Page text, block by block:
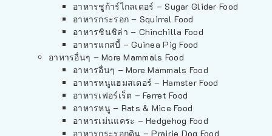
อาหารชูก้าร์ไกลเดอร์ – Sugar Glider Food
อาหารกระรอก – Squirrel Food
อาหารชินชิล่า – Chinchilla Food
อาหารแกสบี้ – Guinea Pig Food
อาหารอื่นๆ – More Mammals Food
อาหารอื่นๆ – More Mammals Food
อาหารหนูแฮมสเตอร์ – Hamster Food
อาหารเฟอร์เร็ต – Ferret Food
อาหารหนู – Rats & Mice Food
อาหารเม่นแคระ – Hedgehog Food
อาหารกระรอกดิน – Prairie Dog Food